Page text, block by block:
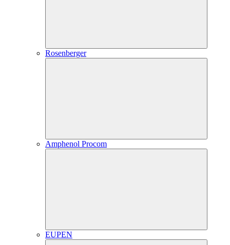
Rosenberger
Amphenol Procom
EUPEN